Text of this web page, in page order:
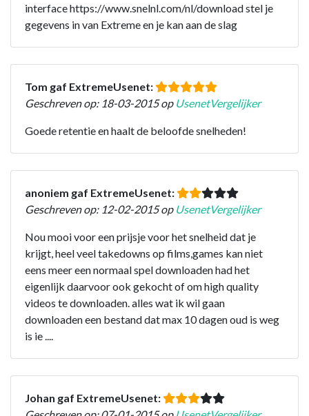
interface https://www.snelnl.com/nl/download stel je
gegevens in van Extreme en je kan aan de slag
Tom gaf ExtremeUsenet:
Geschreven op: 18-03-2015 op UsenetVergelijker
Goede retentie en haalt de beloofde snelheden!
anoniem gaf ExtremeUsenet:
Geschreven op: 12-02-2015 op UsenetVergelijker
Nou mooi voor een prijsje voor het snelheid dat je
krijgt, heel veel takedowns op films,games kan niet
eens meer een normaal spel downloaden had het
eigenlijk daarvoor ook gekocht of om high quality
videos te downloaden. alles wat ik wil gaan
downloaden een bestand dat max 10 dagen oud is weg
is ie ....
Johan gaf ExtremeUsenet: